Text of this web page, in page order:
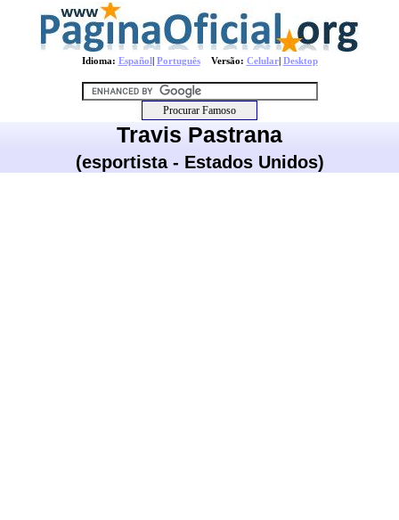
Idioma: Español| PortuguêsVersão: Celular| Desktop
Travis Pastrana
(esportista - Estados Unidos)